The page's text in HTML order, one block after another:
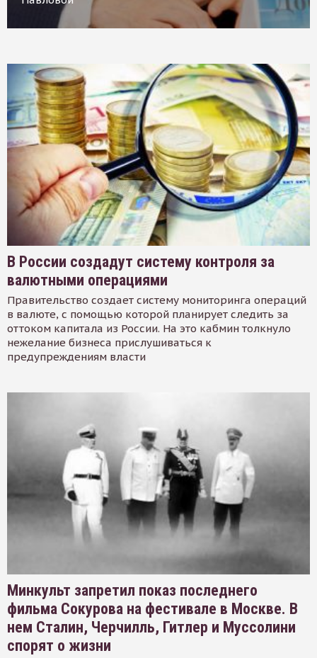
В России создадут систему контроля за
валютными операциями
Правительство создает систему мониторинга операций
в валюте, с помощью которой планирует следить за
оттоком капитала из России. На это кабмин толкнуло
нежелание бизнеса прислушиваться к
предупреждениям власти
Минкульт запретил показ последнего
фильма Сокурова на фестивале в Москве. В
нем Сталин, Черчилль, Гитлер и Муссолини
спорят о жизни